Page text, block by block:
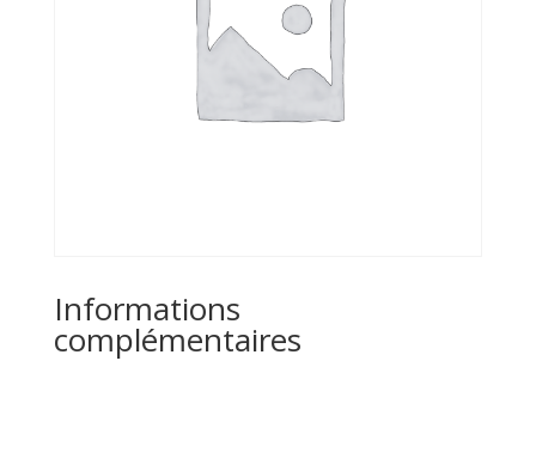
Informations
complémentaires